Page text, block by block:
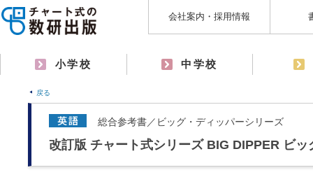
会社案内・採用情報
小学校 中学校
戻る
総合参考書／ビッグ・ディッパーシリーズ
改訂版 チャート式シリーズ BIG DIPPER ビ